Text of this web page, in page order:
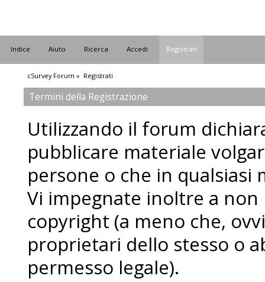
Indice Aiuto Ricerca Accedi Registrati
cSurvey Forum » Registrati
Termini della Registrazione
Utilizzando il forum
pubblicare materiale
persone o che in qualsiasi
Vi impegnate inoltre a
copyright (a meno che,
proprietari dello stesso o
permesso legale).